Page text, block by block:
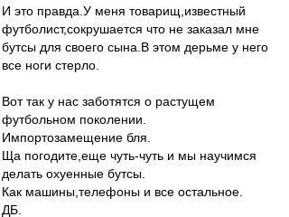
И это правда.У меня товарищ,известный
футболист,сокрушается что не заказал мне
бутсы для своего сына.В этом дерьме у него
все ноги стерло.
Вот так у нас заботятся о растущем
футбольном поколении.
Импортозамещение бля.
Ща погодите,еще чуть-чуть и мы научимся
делать охуенные бутсы.
Как машины,телефоны и все остальное.
ДБ.